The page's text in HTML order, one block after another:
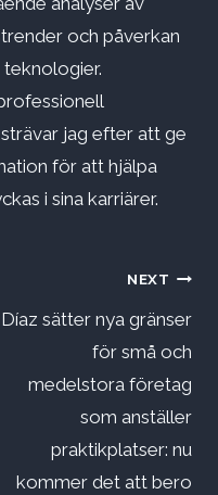
och påverkan
jag efter att ge
för att hjälpa
i sina karriärer.
NEXT
Díaz sätter nya gränser
för små och
medelstora företag
som anställer
praktikplatser: nu
kommer det att bero